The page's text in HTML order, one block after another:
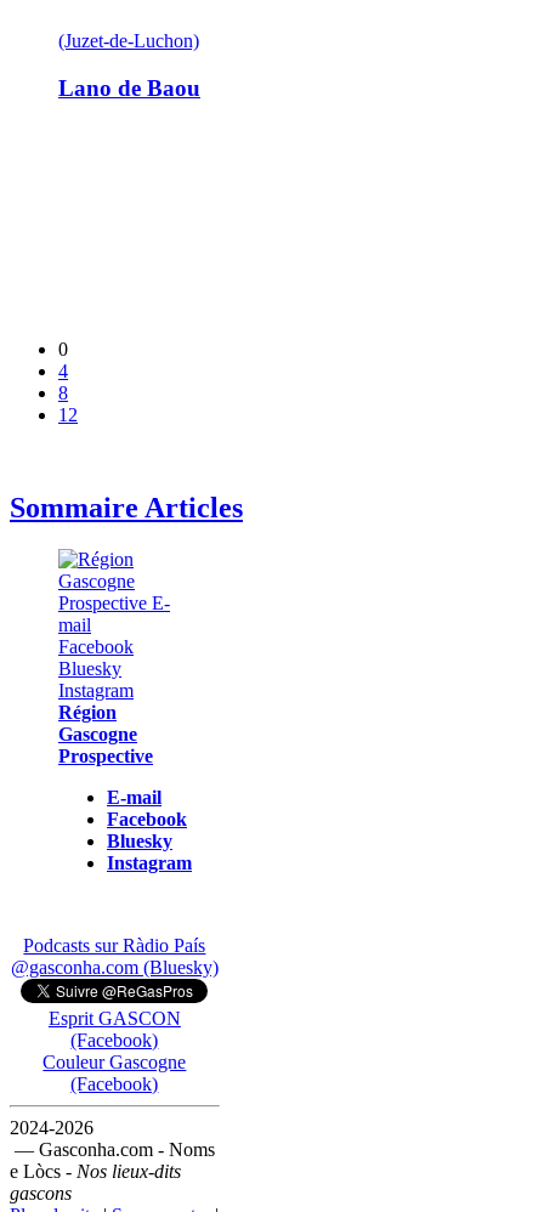
(Juzet-de-Luchon)
Lano de Baou
0
4
8
12
Sommaire Articles
Région
Gascogne
Prospective
E-mail
Facebook
Bluesky
Instagram
Podcasts sur Ràdio País
@gasconha.com (Bluesky)
Esprit GASCON
(Facebook)
Couleur Gascogne
(Facebook)
2024-2026
— Gasconha.com - Noms
e Lòcs - Nos lieux-dits
gascons